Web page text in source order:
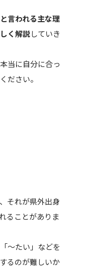
言われる主な理
く解説していき
当に自分に合っ
ださい。
それが県外出身
ることがありま
～たい」などを
るのが難しいか